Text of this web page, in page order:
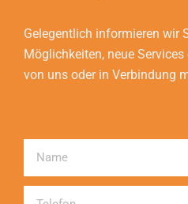
Gelegentlich informieren wir
Möglichkeiten, neue
von uns oder in Verbindung
Telefon